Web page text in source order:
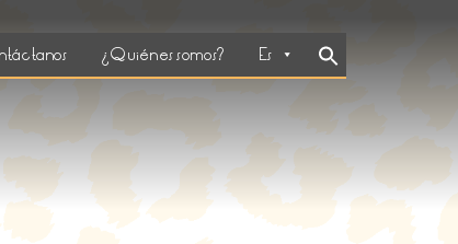
¿Quiénes somos? Es
SEARCH BUTTON